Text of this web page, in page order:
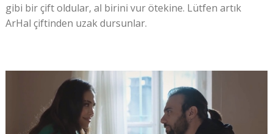
gibi bir çift oldular, al birini vur ötekine. Lütfen artık
ArHal çiftinden uzak dursunlar.